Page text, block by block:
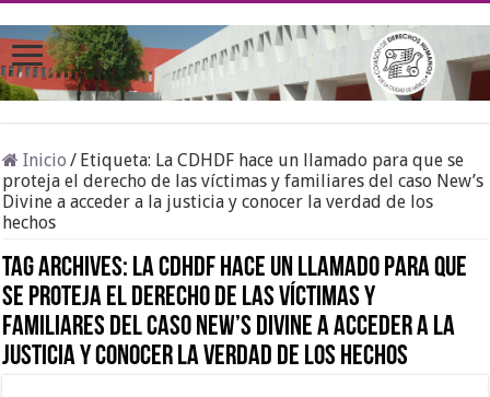
Inicio / Etiqueta: La CDHDF hace un llamado para que se
proteja el derecho de las víctimas y familiares del caso New’s
Divine a acceder a la justicia y conocer la verdad de los
hechos
Tag Archives: La CDHDF hace un llamado para que
se proteja el derecho de las víctimas y
familiares del caso New’s Divine a acceder a la
justicia y conocer la verdad de los hechos